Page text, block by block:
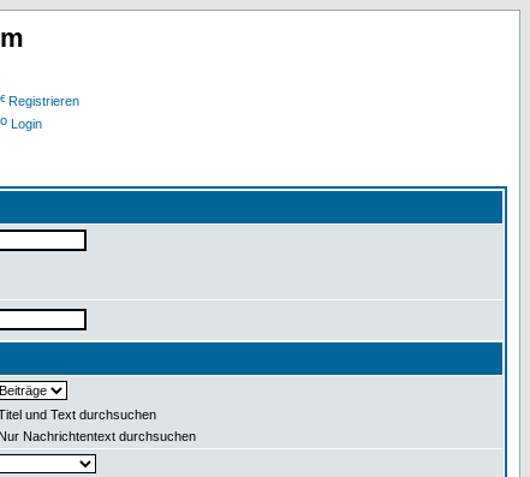
Registrieren
Login
und Text durchsuchen
Nur Nachrichtentext durchsuchen